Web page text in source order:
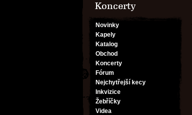
Koncerty
Novinky
Kapely
Katalog
Obchod
Koncerty
Fórum
Nejchytřejší kecy
Inkvizice
Žebříčky
Videa